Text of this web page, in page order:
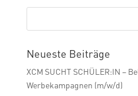
Neueste Beiträge
XCM SUCHT SCHÜLER:IN –
Werbekampagnen (m/w/d)